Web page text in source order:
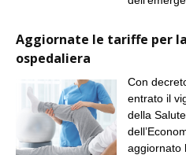
Aggiornate le tariffe per
ospedaliera
Con
entrato il
della
aggiornato